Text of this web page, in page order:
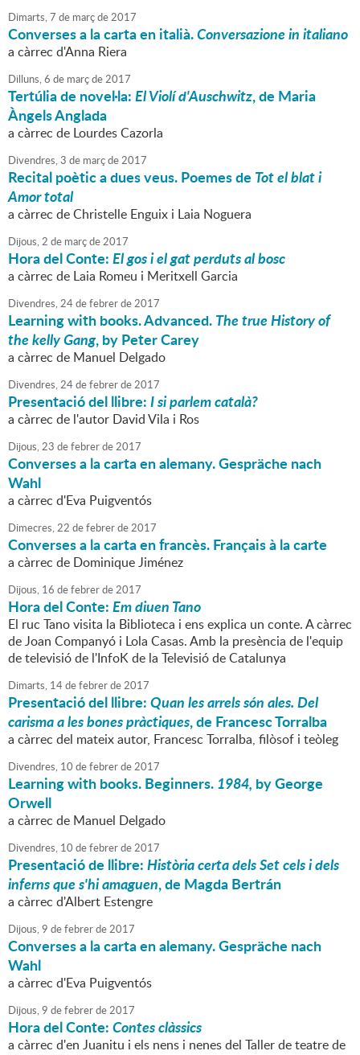
Dimarts,7 de marçde2017
Converses a la carta en italià.Conversazione in italiano
a càrrec d'Anna Riera
Dilluns,6 de marçde2017
Tertúlia de novel·la:El Violí d'Auschwitz, de Maria
Àngels Anglada
a càrrec de Lourdes Cazorla
Divendres,3 de marçde2017
Recital poètic a dues veus. Poemes de Tot el blat i
Amor total
a càrrec de Christelle Enguix i Laia Noguera
Dijous,2 de marçde2017
Hora del Conte:El gos i el gat perduts al bosc
a càrrec de Laia Romeu i Meritxell Garcia
Divendres,24defebrerde2017
Learning with books. Advanced.The true History of
the kelly Gang, by Peter Carey
a càrrec de Manuel Delgado
Divendres,24defebrerde2017
Presentació del llibre:I si parlem català?
a càrrec de l'autor David Vila i Ros
Dijous,23 defebrerde2017
Converses a la carta en alemany. Gespräche nach
Wahl
a càrrec d'Eva Puigventós
Dimecres,22 defebrerde2017
Converses a la carta en francès. Français à la carte
a càrrec de Dominique Jiménez
Dijous, 16 defebrerde2017
Hora del Conte:Em diuen Tano
El ruc Tano visita la Biblioteca i ens explica un conte. A càrrec
de Joan Companyó i Lola Casas. Amb la presència de l'equip
de televisió de l'InfoK de la Televisió de Catalunya
Dimarts, 14defebrerde2017
Presentació del llibre:Quan les arrels són ales. Del
carisma a les bones pràctiques, de Francesc Torralba
a càrrec del mateix autor, Francesc Torralba, filòsof i teòleg
Divendres, 10 defebrerde2017
Learning with books. Beginners.1984, by George
Orwell
a càrrec de Manuel Delgado
Divendres, 10 defebrerde2017
Presentació de llibre:Història certa dels Set cels i dels
inferns que s'hi amaguen, de Magda Bertrán
a càrrec d'Albert Estengre
Dijous,9 defebrerde2017
Converses a la carta en alemany. Gespräche nach
Wahl
a càrrec d'Eva Puigventós
Dijous,9 defebrerde2017
Hora del Conte:Contes clàssics
a càrrec d'en Juanitu i els nens i nenes del Taller de teatre de